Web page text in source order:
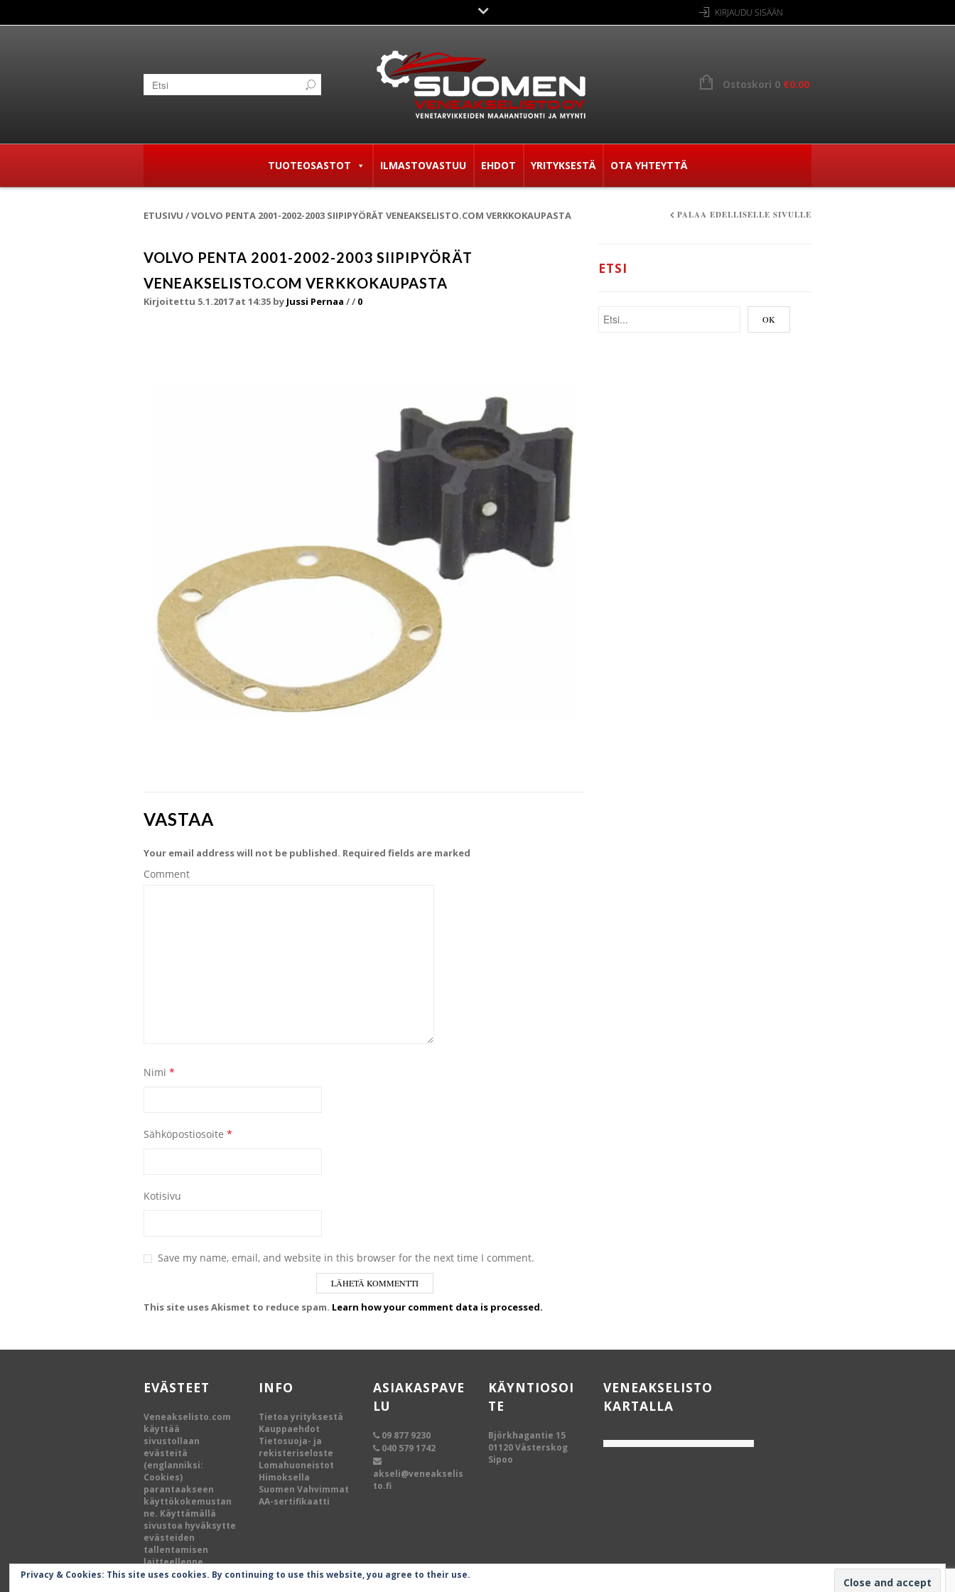
KIRJAUDU SISÄÄN
Ostoskori 0 €0.00
TUOTEOSASTOT ILMASTOVASTUU EHDOT YRITYKSESTÄ OTA YHTEYTTÄ
ETUSIVU /VOLVO PENTA 2001-2002-2003 SIIPIPYÖRÄT VENEAKSELISTO.COM VERKKOKAUPASTA PALAA EDELLISELLE SIVULLE
VOLVO PENTA 2001-2002-2003 SIIPIPYÖRÄT
VENEAKSELISTO.COM VERKKOKAUPASTA
Kirjoitettu 5.1.2017 at 14:35 by Jussi Pernaa // 0
VASTAA
Your email address will not be published. Required fields are marked
Comment
Nimi *
Sähköpostiosoite *
Kotisivu
Save my name, email, and website in this browser for the next time I comment.
This site uses Akismet to reduce spam. Learn how your comment data is processed.
ETSI
EVÄSTEET
Veneakselisto.com
käyttää
sivustollaan
evästeitä
(englanniksi:
Cookies)
parantaakseen
käyttökokemustan
ne. Käyttämällä
sivustoa hyväksytte
evästeiden
tallentamisen
laitteellenne.
INFO
Tietoa yrityksestä
Kauppaehdot
Tietosuoja- ja
rekisteriseloste
Lomahuoneistot
Himoksella
Suomen Vahvimmat
AA-sertifikaatti
ASIAKASPAVE
LU
09 877 9230
040 579 1742
akseli@veneakselis
to.fi
KÄYNTIOSOI
TE
Björkhagantie 15
01120 Västerskog
Sipoo
VENEAKSELISTO
KARTALLA
Privacy & Cookies: This site uses cookies. By continuing to use this website, you agree to their use.